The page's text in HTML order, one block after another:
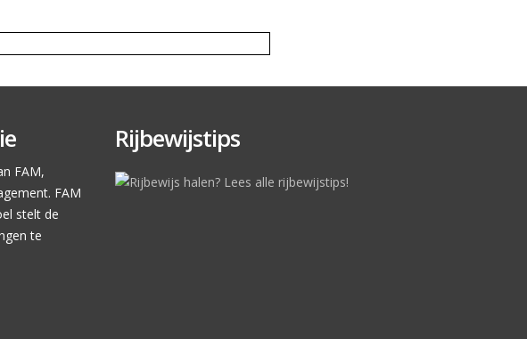
FAM,
FAM
stelt de
te
Rijbewijstips